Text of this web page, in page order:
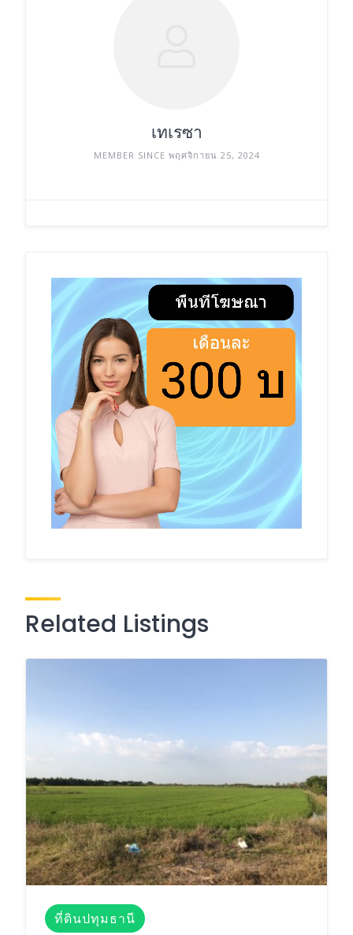
เทเรซา
MEMBER SINCE พฤศจิกายน 25, 2024
Related Listings
ที่ดินปทุมธานี